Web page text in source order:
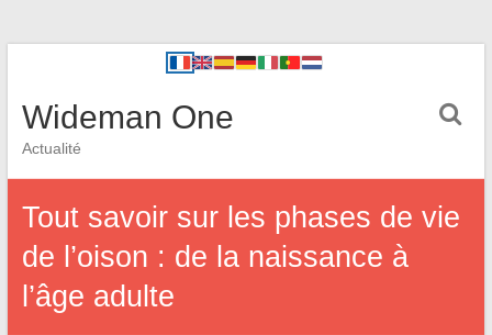
Wideman One
Actualité
Tout savoir sur les phases de vie
de l’oison : de la naissance à
l’âge adulte